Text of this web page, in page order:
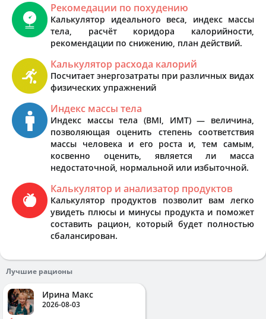
Рекомедации по похудению
Калькулятор идеального веса, индекс массы
тела, расчёт коридора калорийности,
рекомендации по снижению, план действий.
Калькулятор расхода калорий
Посчитает энергозатраты при различных видах
физических упражнений
Индекс массы тела
Индекс массы тела (BMI, ИМТ) — величина,
позволяющая оценить степень соответствия
массы человека и его роста и, тем самым,
косвенно оценить, является ли масса
недостаточной, нормальной или избыточной.
Калькулятор и анализатор продуктов
Калькулятор продуктов позволит вам легко
увидеть плюсы и минусы продукта и поможет
составить рацион, который будет полностью
сбалансирован.
Лучшие рационы
Ирина Макс
2026-08-03